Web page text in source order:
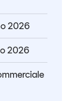
2026
2026